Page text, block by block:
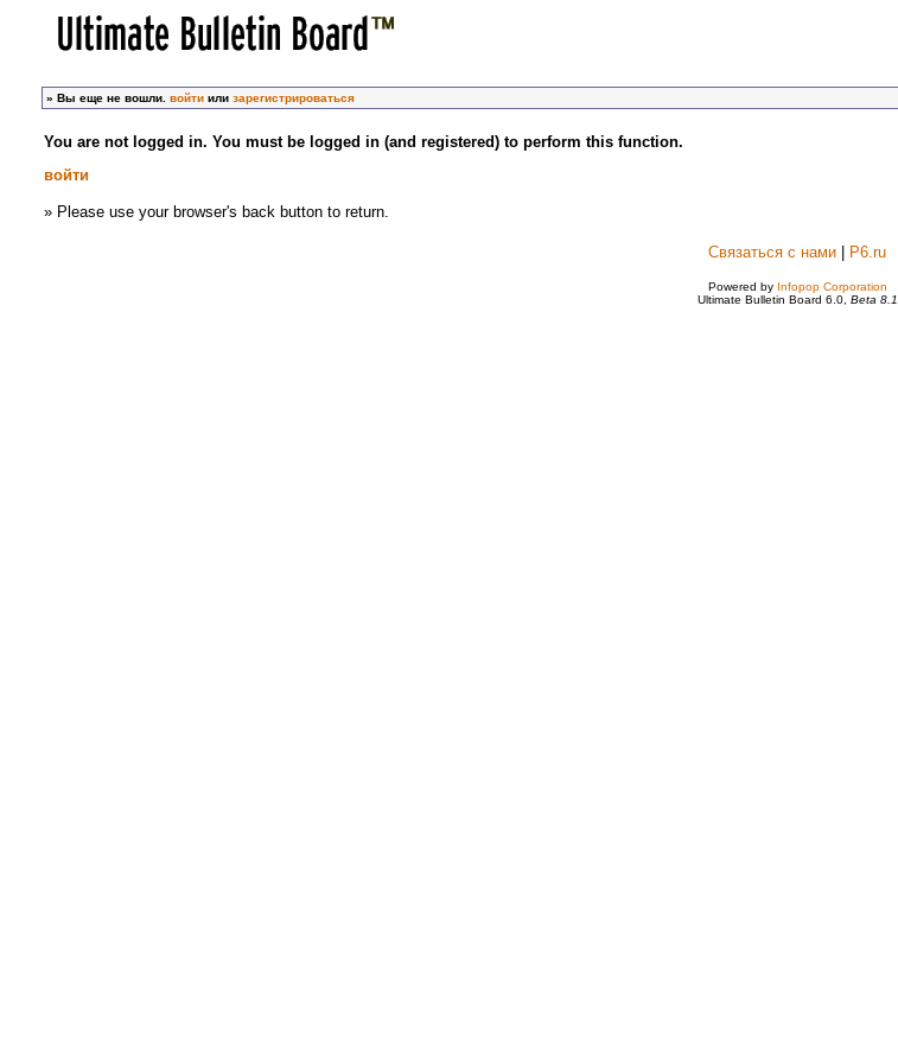
» Вы еще не вошли. войти или зарегистрироваться
You are not logged in. You must be logged in (and registered) to perform this function.
войти
» Please use your browser's back button to return.
Связаться с нами P6.ru
Powered by Infopop Corporation
Ultimate Bulletin Board 6.0, Beta 8.1